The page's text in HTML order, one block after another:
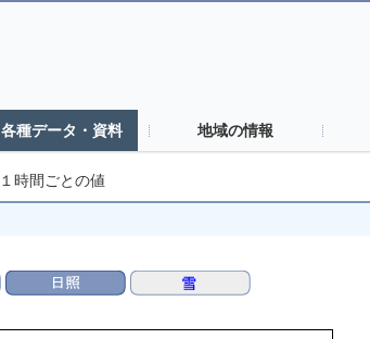
各種データ・資料 地域の情報
１時間ごとの値